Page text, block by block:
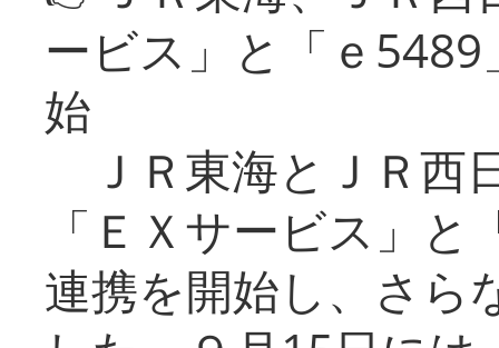
ービス」と「ｅ
始
ＪＲ東海とＪＲ西
「ＥＸサービス」
連携を開始し、さら